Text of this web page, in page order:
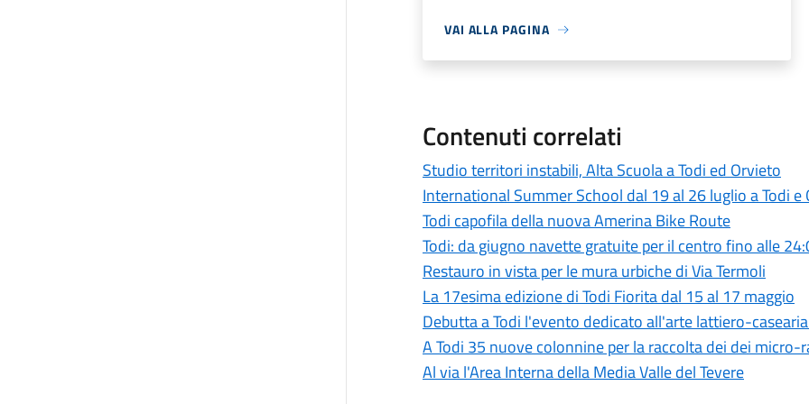
VAI ALLA PAGINA
Contenuti correlati
Studio territori instabili, Alta Scuola a Todi ed Orvieto
International Summer School dal 19 al 26 luglio a Todi e
Todi capofila della nuova Amerina Bike Route
Todi: da giugno navette gratuite per il centro fino alle
Restauro in vista per le mura urbiche di Via Termoli
La 17esima edizione di Todi Fiorita dal 15 al 17 maggio
Debutta a Todi l'evento dedicato all'arte lattiero-
A Todi 35 nuove colonnine per la raccolta dei dei micro-
Al via l'Area Interna della Media Valle del Tevere